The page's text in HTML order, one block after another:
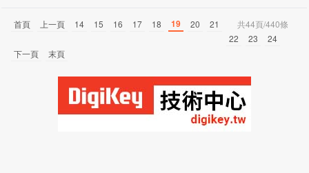
共44頁/440條
首頁 上一頁 14 15 16 17 18 19 20
21
22
23
24
下一頁
末頁